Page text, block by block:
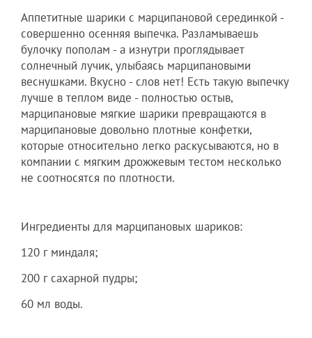
Аппетитные шарики с марципановой серединкой -
совершенно осенняя выпечка. Разламываешь
булочку пополам - а изнутри проглядывает
солнечный лучик, улыбаясь марципановыми
веснушками. Вкусно - слов нет! Есть такую выпечку
лучше в теплом виде - полностью остыв,
марципановые мягкие шарики превращаются в
марципановые довольно плотные конфетки,
которые относительно легко раскусываются, но в
компании с мягким дрожжевым тестом несколько
не соотносятся по плотности.
Ингредиенты для марципановых шариков:
120 г миндаля;
200 г сахарной пудры;
60 мл воды.